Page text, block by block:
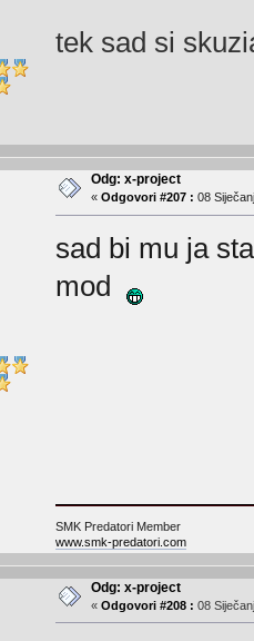
tek sad si
Odg: x-project
« Odgovori #207 : 08
sad bi mu ja
mod
SMK Predatori Member
www.smk-predatori.com
Odg: x-project
« Odgovori #208 : 08